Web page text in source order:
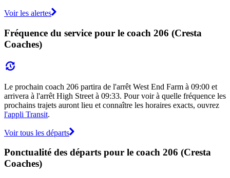
Voir les alertes
Fréquence du service pour le coach 206 (Cresta
Coaches)
Le prochain coach 206 partira de l'arrêt West End Farm à 09:00 et
arrivera à l'arrêt High Street à 09:33. Pour voir à quelle fréquence les
prochains trajets auront lieu et connaître les horaires exacts, ouvrez
l'appli Transit.
Voir tous les départs
Ponctualité des départs pour le coach 206 (Cresta
Coaches)